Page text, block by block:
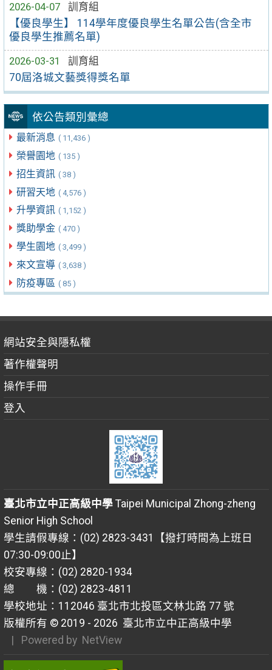
2026-04-07
訓育組
【優良學生】 114學年度優良學生名單公告(含全市
優良學生推薦名單)
2026-03-31
訓育組
70屆洛城文藝獎得獎名單
依公告類別彙總
最新消息 ( 11,436 )
榮譽園地 ( 135 )
招生資訊 ( 38 )
研習天地 ( 4,576 )
升學資訊 ( 1,152 )
獎助學金 ( 470 )
學生園地 ( 3,499 )
來文宣導 ( 3,638 )
防疫專區 ( 85 )
網站安全與隱私權
著作權聲明
操作手冊
登入
臺北市立中正高級中學Taipei Municipal Zhong-zheng
Senior High School
學生請假專線：(02) 2823-3431【撥打時間為上班日
07:30-09:00止】
校安專線：(02) 2820-1934
總 機：(02) 2823-4811
學校地址：112046 臺北市北投區文林北路 77 號
版權所有 © 2019 - 2026 臺北市立中正高級中學
| Powered by NetView